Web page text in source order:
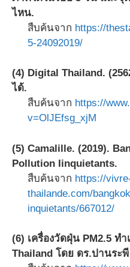
ไหน.
สืบค้นจาก https://
5-24092019/
(4) Digital Thailand.
ได้.
สืบค้นจาก https://
v=OlJEfsg_xjM
(5) Camalille. (2019).
Pollution Iinquietants.
สืบค้นจาก https://
thailande.com/
inquietants/667012/
(6) เครื่องวัดฝุ่น PM2.5 ท
Thailand โดย ดร.ปานระ